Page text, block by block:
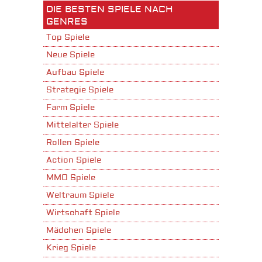
DIE BESTEN SPIELE NACH
GENRES
Top Spiele
Neue Spiele
Aufbau Spiele
Strategie Spiele
Farm Spiele
Mittelalter Spiele
Rollen Spiele
Action Spiele
MMO Spiele
Weltraum Spiele
Wirtschaft Spiele
Mädchen Spiele
Krieg Spiele